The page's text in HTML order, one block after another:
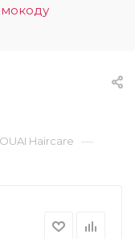
0
OUAI Haircare —